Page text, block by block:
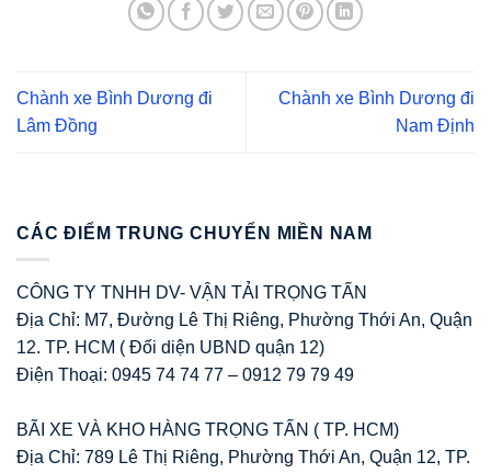
Chành xe Bình Dương đi
Lâm Đồng
Chành xe Bình Dương đi
Nam Định
CÁC ĐIỂM TRUNG CHUYỂN MIỀN NAM
CÔNG TY TNHH DV- VẬN TẢI TRỌNG TẤN
Địa Chỉ: M7, Đường Lê Thị Riêng, Phường Thới An, Quận
12. TP. HCM ( Đối diện UBND quận 12)
Điện Thoại: 0945 74 74 77 – 0912 79 79 49
BÃI XE VÀ KHO HÀNG TRỌNG TẤN ( TP. HCM)
Địa Chỉ: 789 Lê Thị Riêng, Phường Thới An, Quận 12, TP.